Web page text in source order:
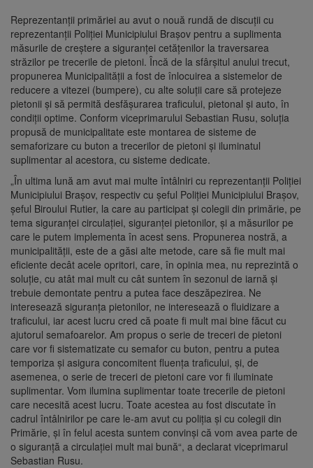
Reprezentanții primăriei au avut o nouă rundă de discuții cu
reprezentanții Poliției Municipiului Brașov pentru a suplimenta
măsurile de creștere a siguranței cetățenilor la traversarea
străzilor pe trecerile de pietoni. Încă de la sfârșitul anului trecut,
propunerea Municipalității a fost de înlocuirea a sistemelor de
reducere a vitezei (bumpere), cu alte soluții care să protejeze
pietonii și să permită desfășurarea traficului, pietonal și auto, în
condiții optime. Conform viceprimarului Sebastian Rusu, soluția
propusă de municipalitate este montarea de sisteme de
semaforizare cu buton a trecerilor de pietoni și iluminatul
suplimentar al acestora, cu sisteme dedicate.
„În ultima lună am avut mai multe întâlniri cu reprezentanții Poliției
Municipiului Brașov, respectiv cu șeful Poliției Municipiului Brașov,
șeful Biroului Rutier, la care au participat și colegii din primărie, pe
tema siguranței circulației, siguranței pietonilor, și a măsurilor pe
care le putem implementa în acest sens. Propunerea nostră, a
municipalității, este de a găsi alte metode, care să fie mult mai
eficiente decât acele opritori, care, în opinia mea, nu reprezintă o
soluție, cu atât mai mult cu cât suntem în sezonul de iarnă și
trebuie demontate pentru a putea face deszăpezirea. Ne
interesează siguranța pietonilor, ne interesează o fluidizare a
traficului, iar acest lucru cred că poate fi mult mai bine făcut cu
ajutorul semafoarelor. Am propus o serie de treceri de pietoni
care vor fi sistematizate cu semafor cu buton, pentru a putea
temporiza și asigura concomitent fluența traficului, și, de
asemenea, o serie de treceri de pietoni care vor fi iluminate
suplimentar. Vom ilumina suplimentar toate trecerile de pietoni
care necesită acest lucru. Toate acestea au fost discutate în
cadrul întâlnirilor pe care le-am avut cu poliția și cu colegii din
Primărie, și în felul acesta suntem convinși că vom avea parte de
o siguranță a circulației mult mai bună“, a declarat viceprimarul
Sebastian Rusu.